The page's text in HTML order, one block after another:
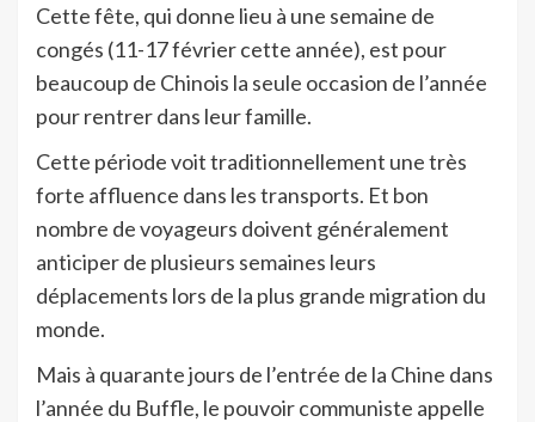
Cette fête, qui donne lieu à une semaine de
congés (11-17 février cette année), est pour
beaucoup de Chinois la seule occasion de l’année
pour rentrer dans leur famille.
Cette période voit traditionnellement une très
forte affluence dans les transports. Et bon
nombre de voyageurs doivent généralement
anticiper de plusieurs semaines leurs
déplacements lors de la plus grande migration du
monde.
Mais à quarante jours de l’entrée de la Chine dans
l’année du Buffle, le pouvoir communiste appelle